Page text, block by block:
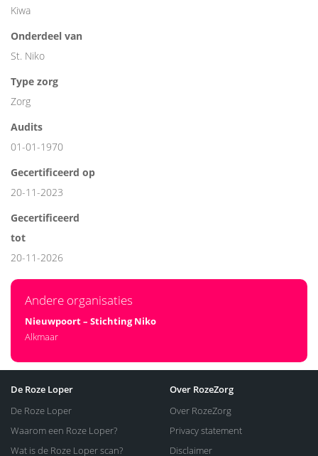
Kiwa
Onderdeel van
St. Niko
Type zorg
Zorg
Audits
01-01-1970
Gecertificeerd op
20-11-2023
Gecertificeerd
tot
20-11-2026
Andere organisaties
Nieuwpoort – Stichting Niko
Alkmaar
De Roze Loper
De Roze Loper
Waarom een Roze Loper?
Wat is de Roze Loper scan?
Over RozeZorg
Over RozeZorg
Privacy statement
Disclaimer